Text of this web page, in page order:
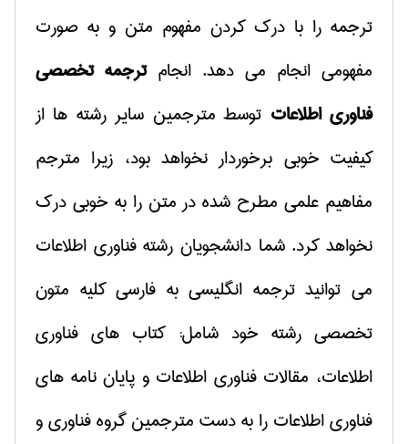
ترجمه را با درك كردن مفهوم متن و به صورت
مفهومی انجام می دهد. انجامترجمه تخصصی
فناوری اطلاعات توسط مترجمین سایر رشته ها از
كیفیت خوبی برخوردار نخواهد بود، زیرا مترجم
مفاهیم علمی مطرح شده در متن را به خوبی درك
نخواهد كرد. شما دانشجویان رشته فناوری اطلاعات
می توانید ترجمه انگلیسی به فارسی كلیه متون
تخصصی رشته خود شامل: كتاب های فناوری
اطلاعات، مقالات فناوری اطلاعات و پایان نامه های
فناوری اطلاعات را به دست مترجمین گروه فناوری و